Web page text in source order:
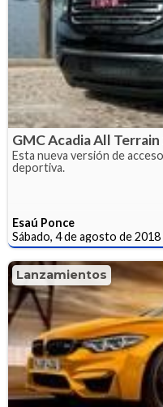
GMC Acadia All
Esta nueva versión de
deportiva.
Esaú Ponce
Sábado, 4 de agosto de 2018
Lanzamientos